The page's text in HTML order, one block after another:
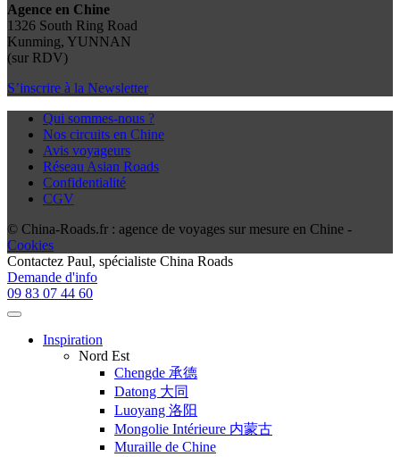
Agence en Chine
1326 South Ring Road
Kunming, YUNNAN
(sur RDV)
S’inscrire à la Newsletter
Qui sommes-nous ?
Nos circuits en Chine
Avis voyageurs
Réseau Asian Roads
Confidentialité
CGV
© China-Roads.fr : agence de voyages sur mesure en Chine -
Cookies
Contactez Paul, spécialiste China Roads
Demande d'info
09 83 07 44 60
Inspiration
Nord Est
Chengde 承德
Datong 大同
Luoyang 洛阳
Mongolie Intérieure 内蒙古
Muraille de Chine